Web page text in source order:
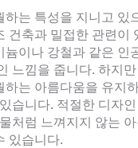
하는 특성을 지니고 있
건축과 밀접한 관련이
늄이나 강철과 같은 인
느낌을 줍니다. 하지
하는 아름다움을 유지
습니다. 적절한 디자
처럼 느껴지지 않는
있습니다.